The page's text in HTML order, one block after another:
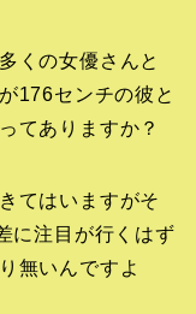
くの女優さんと
176センチの彼と
ってありますか？
てはいますがそ
に注目が行くはず
無いんですよ